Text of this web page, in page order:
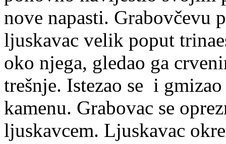
nove napasti. Grabovčevu
ljuskavac velik poput
oko njega, gledao ga
trešnje. Istezao se i
kamenu. Grabovac se
ljuskavcem. Ljuskavac